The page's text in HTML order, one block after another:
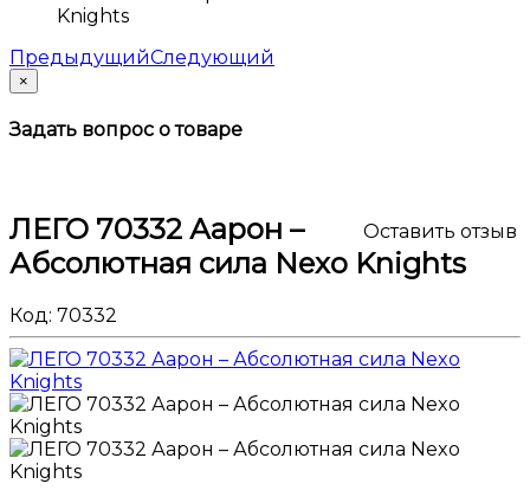
Knights
ПредыдущийСледующий
×
Задать вопрос о товаре
Оставить отзыв
ЛЕГО 70332 Аарон –
Абсолютная сила Nexo Knights
Код: 70332